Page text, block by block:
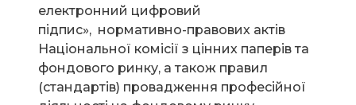
електронний цифровий
підпис», нормативно-правових актів
Національної комісії з цінних паперів та
фондового ринку, а також правил
(стандартів) провадження професійної